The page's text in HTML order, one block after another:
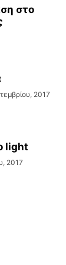
στο
2017
light
2017